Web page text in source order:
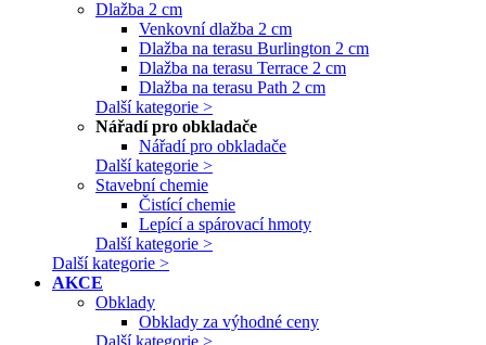
Dlažba 2 cm
Venkovní dlažba 2 cm
Dlažba na terasu Burlington 2 cm
Dlažba na terasu Terrace 2 cm
Dlažba na terasu Path 2 cm
Další kategorie >
Nářadí pro obkladače
Nářadí pro obkladače
Další kategorie >
Stavební chemie
Čistící chemie
Lepící a spárovací hmoty
Další kategorie >
Další kategorie >
AKCE
Obklady
Obklady za výhodné ceny